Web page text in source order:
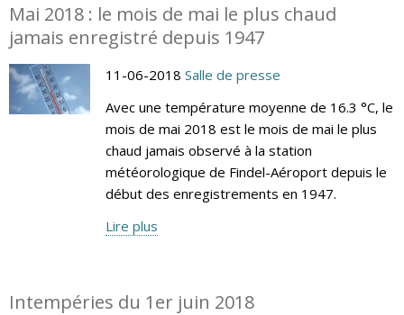
Mai 2018 : le mois de mai le plus chaud
jamais enregistré depuis 1947
11-06-2018 Salle de presse
Avec une température moyenne de 16.3 °C, le
mois de mai 2018 est le mois de mai le plus
chaud jamais observé à la station
météorologique de Findel-Aéroport depuis le
début des enregistrements en 1947.
Lire plus
Intempéries du 1er juin 2018